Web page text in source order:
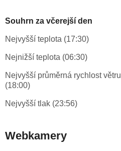
Souhrn za včerejší den
Nejvyšší teplota (17:30)
Nejnižší teplota (06:30)
Nejvyšší průměrná rychlost větru
(18:00)
Nejvyšší tlak (23:56)
Webkamery